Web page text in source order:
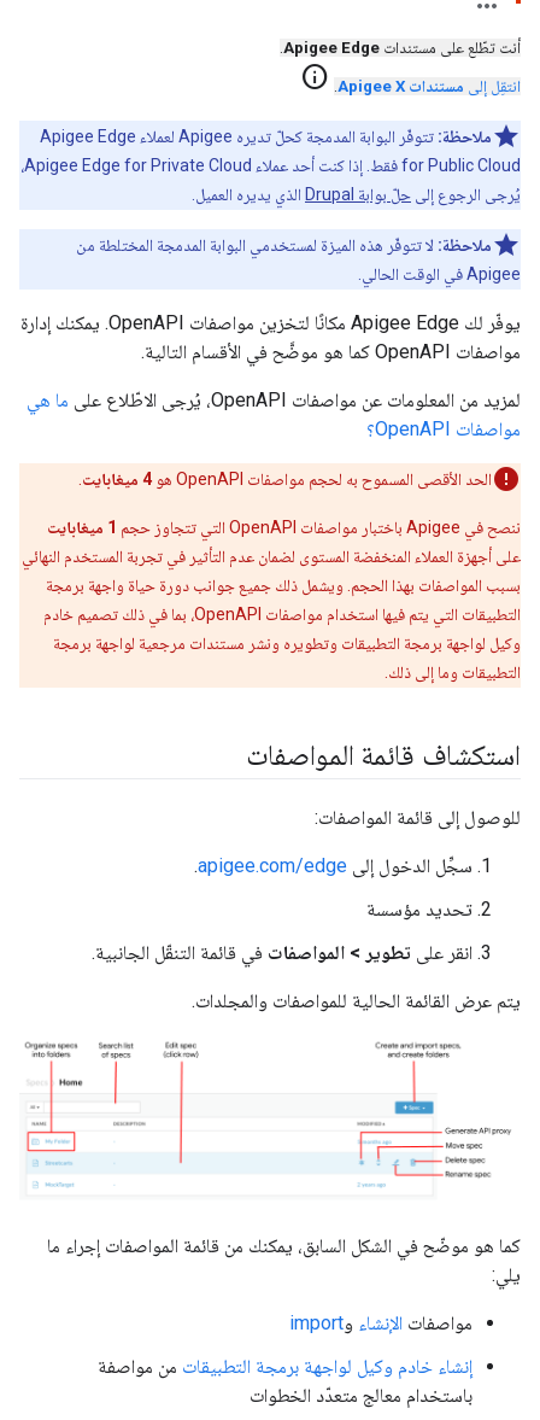
أنت تطّلع على مستندات Apigee Edge
.
انتقِل إلى مستندات Apigee X .
info
ملاحظة:
تتوفّر البوابة المدمجة كحلّ تديره Apigee لعملاء Apigee Edge
for Public Cloud فقط. إذا كنت أحد عملاء Apigee Edge for Private Cloud،
يُرجى الرجوع إلى حلّ بوابة Drupal الذي يديره العميل.
ملاحظة: لا تتوفّر هذه الميزة لمستخدمي البوابة المدمجة المختلطة من
Apigee في الوقت الحالي.
يوفّر لك Apigee Edge مكانًا لتخزين مواصفات OpenAPI. يمكنك إدارة
مواصفات OpenAPI كما هو موضَّح في الأقسام التالية.
لمزيد من المعلومات عن مواصفات OpenAPI، يُرجى الاطّلاع على
ما هي
مواصفات OpenAPI؟
الحد الأقصى المسموح به لحجم مواصفات OpenAPI هو 4 ميغابايت
ننصح في Apigee باختبار مواصفات OpenAPI التي تتجاوز حجم
1 ميغابايت
على أجهزة العملاء المنخفضة المستوى لضمان عدم التأثير في تجربة المستخدم النهائي
بسبب المواصفات بهذا الحجم. ويشمل ذلك جميع جوانب دورة حياة واجهة برمجة
التطبيقات التي يتم فيها استخدام مواصفات OpenAPI، بما في ذلك تصميم خادم
وكيل لواجهة برمجة التطبيقات وتطويره ونشر مستندات مرجعية لواجهة برمجة
التطبيقات وما إلى ذلك.
استكشاف قائمة المواصفات
للوصول إلى قائمة المواصفات:
سجِّل الدخول إلى apigee.com/edge
.
تحديد مؤسسة
انقر على تطوير > المواصفات في قائمة التنقّل الجانبية.
يتم عرض القائمة الحالية للمواصفات والمجلدات.
كما هو موضّح في الشكل السابق، يمكنك من قائمة المواصفات إجراء ما
يلي:
مواصفات الإنشاء وimport
إنشاء خادم وكيل لواجهة برمجة التطبيقات من مواصفة
باستخدام معالج متعدّد الخطوات